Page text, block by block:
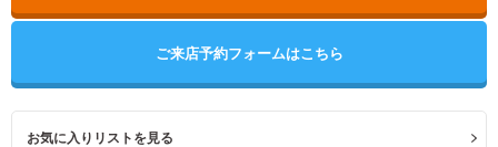
ご来店予約フォームはこちら
お気に入りリストを見る